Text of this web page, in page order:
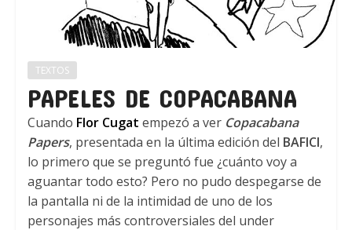
TEXTOS
PAPELES DE COPACABANA
Cuando Flor Cugat empezó a ver Copacabana
Papers, presentada en la última edición del BAFICI,
lo primero que se preguntó fue ¿cuánto voy a
aguantar todo esto? Pero no pudo despegarse de
la pantalla ni de la intimidad de uno de los
personajes más controversiales del under